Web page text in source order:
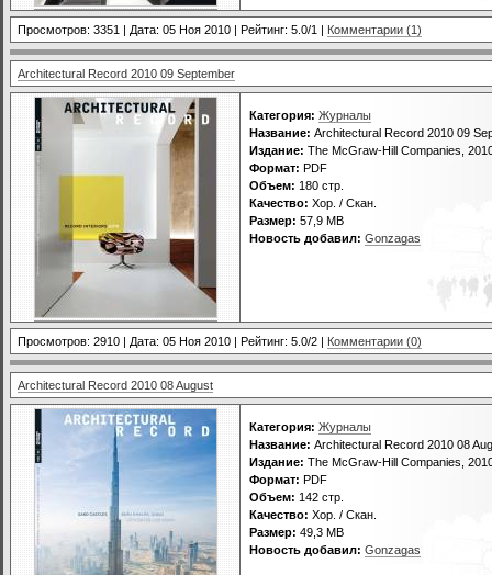
Просмотров: 3351 | Дата: 05 Ноя 2010 | Рейтинг: 5.0/1 | Комментарии (1)
Architectural Record 2010 09 September
Категория: Журналы
Название: Architectural Record 2010 09
Издание: The McGraw-Hill Companies,
Формат: PDF
Объем: 180 стр.
Качество: Хор. / Скан.
Размер: 57,9 MB
Новость добавил: Gonzagas
Просмотров: 2910 | Дата: 05 Ноя 2010 | Рейтинг: 5.0/2 | Комментарии (0)
Architectural Record 2010 08 August
Категория: Журналы
Название: Architectural Record 2010 08
Издание: The McGraw-Hill Companies,
Формат: PDF
Объем: 142 стр.
Качество: Хор. / Скан.
Размер: 49,3 MB
Новость добавил: Gonzagas